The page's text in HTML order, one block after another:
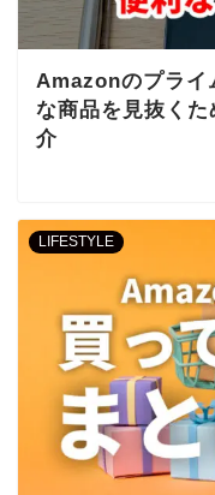
Amazonのプライ
な商品を見抜く
介
LIFESTYLE